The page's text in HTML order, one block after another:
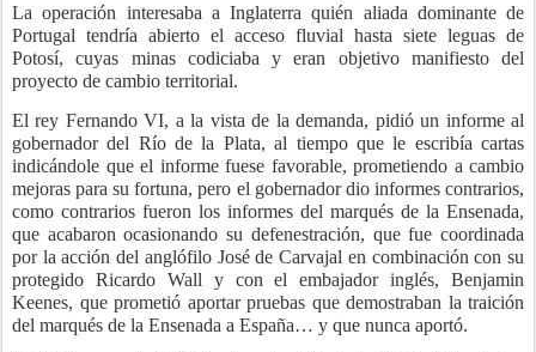
La operación interesaba a Inglaterra quién aliada dominante de
Portugal tendría abierto el acceso fluvial hasta siete leguas de
Potosí, cuyas minas codiciaba y eran objetivo manifiesto del
proyecto de cambio territorial.
El rey Fernando VI, a la vista de la demanda, pidió un informe al
gobernador del Río de la Plata, al tiempo que le escribía cartas
indicándole que el informe fuese favorable, prometiendo a cambio
mejoras para su fortuna, pero el gobernador dio informes contrarios,
como contrarios fueron los informes del marqués de la Ensenada,
que acabaron ocasionando su defenestración, que fue coordinada
por la acción del anglófilo José de Carvajal en combinación con su
protegido Ricardo Wall y con el embajador inglés, Benjamin
Keenes, que prometió aportar pruebas que demostraban la traición
del marqués de la Ensenada a España… y que nunca aportó.